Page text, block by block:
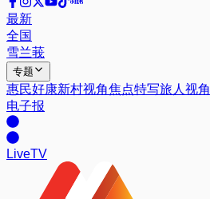
最新
全国
雪兰莪
专题
惠民好康新村视角焦点特写旅人视角
电子报
LiveTV